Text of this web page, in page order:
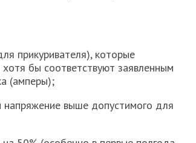
прикуривателя), которые
бы соответствуют заявленным
(амперы);
напряжение выше допустимого для